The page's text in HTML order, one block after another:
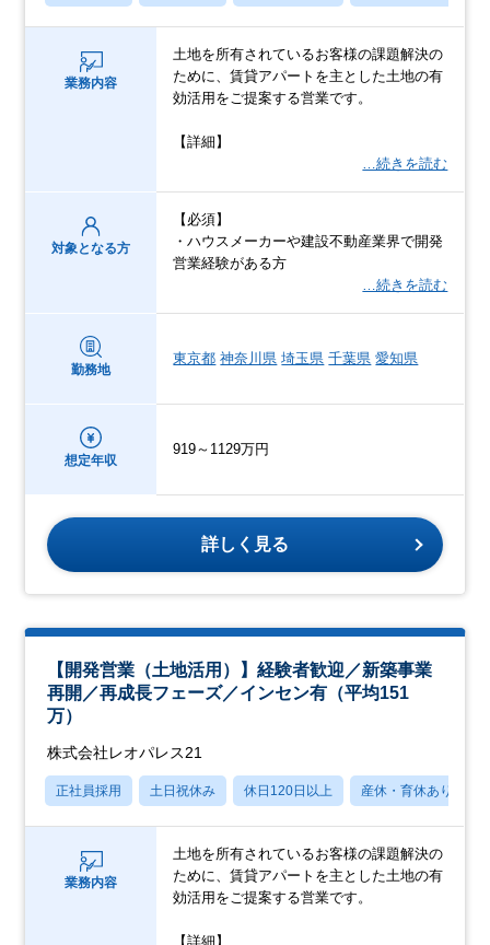
業務内容
土地を所有されているお客様の課題解決の
ために、賃貸アパートを主とした土地の有
効活用をご提案する営業です。
【詳細】
…続きを読む
対象となる方
【必須】
・ハウスメーカーや建設不動産業界で開発
営業経験がある方
…続きを読む
勤務地
東京都 神奈川県 埼玉県 千葉県 愛知県
想定年収
919～1129万円
詳しく見る
【開発営業（土地活用）】経験者歓迎／新築事業
再開／再成長フェーズ／インセン有（平均151
万）
株式会社レオパレス21
正社員採用 土日祝休み 休日120日以上 産休・育休あり
業務内容
土地を所有されているお客様の課題解決の
ために、賃貸アパートを主とした土地の有
効活用をご提案する営業です。
【詳細】